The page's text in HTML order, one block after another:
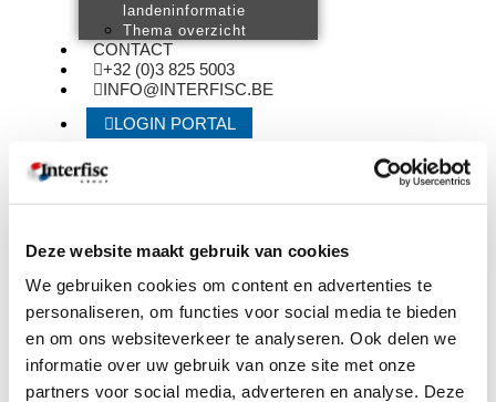
Deze website maakt gebruik van cookies
We gebruiken cookies om content en advertenties te
personaliseren, om functies voor social media te bieden
en om ons websiteverkeer te analyseren. Ook delen we
informatie over uw gebruik van onze site met onze
partners voor social media, adverteren en analyse. Deze
landeninformatie
Thema overzicht
CONTACT
+32 (0)3 825 5003
INFO@INTERFISC.BE
LOGIN PORTAL
Internationale payroll
Verzekeringen
Employee benefits
Arbeidsrechtelijk advies
Boekhouding uitbesteden
Vestiging opzetten in het